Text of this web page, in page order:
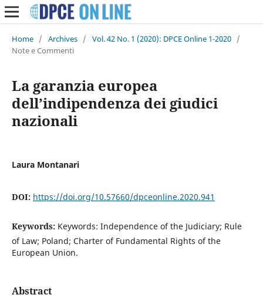
Home / Archives / Vol. 42 No. 1 (2020): DPCE Online 1-2020 /
Note e Commenti
La garanzia europea
dell’indipendenza dei giudici
nazionali
Laura Montanari
DOI: https://doi.org/10.57660/dpceonline.2020.941
Keywords: Keywords: Independence of the Judiciary; Rule
of Law; Poland; Charter of Fundamental Rights of the
European Union.
Abstract